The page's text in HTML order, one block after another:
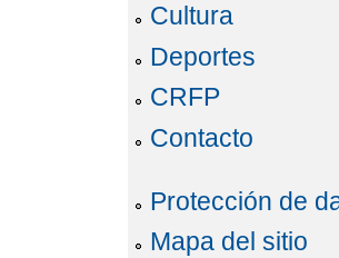
Cultura
Deportes
CRFP
Contacto
Protección de
Mapa del sitio